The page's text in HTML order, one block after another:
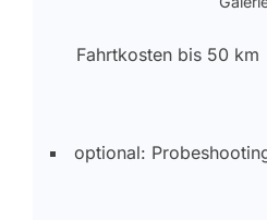
Fahrtkosten bis 50 km
optional: